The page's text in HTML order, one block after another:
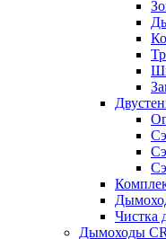
Чистка
Дымоходы